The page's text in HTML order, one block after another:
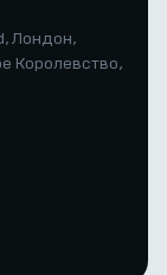
Лондон,
Королевство,